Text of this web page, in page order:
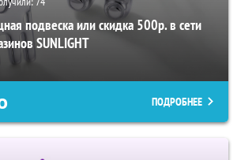
подвеска или скидка 500р. в сети
SUNLIGHT
ПОДРОБНЕЕ